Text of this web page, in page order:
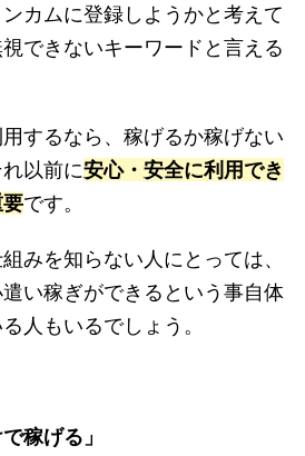
カムに登録しようかと考えて
できないキーワードと言える
するなら、稼げるか稼げない
以前に安心・安全に利用でき
です。
みを知らない人にとっては、
い稼ぎができるという事自体
人もいるでしょう。
稼げる」